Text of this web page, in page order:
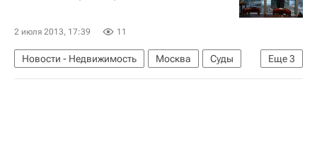
Россия
2 июля 2013, 17:39 11
Еще3
Новости - Недвижимость Москва
Суды
Сергей Полонский
Александр Лебедев